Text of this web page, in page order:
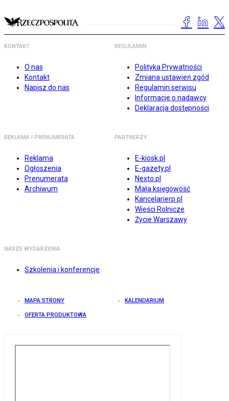
KONTAKT
O nas
Kontakt
Napisz do nas
REGULAMIN
Polityka Prywatności
Zmiana ustawień zgód
Regulamin serwisu
Informacje o nadawcy
Deklaracja dostępności
REKLAMA I PRENUMERATA
Reklama
Ogłoszenia
Prenumerata
Archiwum
PARTNERZY
E-kiosk.pl
E-gazety.pl
Nexto.pl
Mała księgowość
Kancelarierp.pl
Wieści Rolnicze
Życie Warszawy
NASZE WYDARZENIA
Szkolenia i konferencje
MAPA STRONY KALENDARIUM
OFERTA PRODUKTOWA